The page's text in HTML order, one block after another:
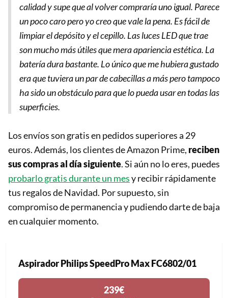
calidad y supe que al volver compraría uno igual. Parece
un poco caro pero yo creo que vale la pena. Es fácil de
limpiar el depósito y el cepillo. Las luces LED que trae
son mucho más útiles que mera apariencia estética. La
batería dura bastante. Lo único que me hubiera gustado
era que tuviera un par de cabecillas a más pero tampoco
ha sido un obstáculo para que lo pueda usar en todas las
superficies.
Los envíos son gratis en pedidos superiores a 29
euros. Además, los clientes de Amazon Prime, reciben
sus compras al día siguiente. Si aún no lo eres, puedes
probarlo gratis durante un mesy recibir rápidamente
tus regalos de Navidad. Por supuesto, sin
compromiso de permanencia y pudiendo darte de baja
en cualquier momento.
Aspirador Philips SpeedPro Max FC6802/01
239€